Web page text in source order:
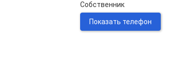
Собственник
Показать телефон